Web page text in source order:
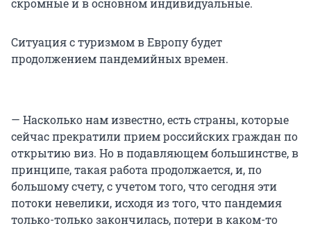
скромные и в основном индивидуальные.
Ситуация с туризмом в Европу будет
продолжением пандемийных времен.
— Насколько нам известно, есть страны, которые
сейчас прекратили прием российских граждан по
открытию виз. Но в подавляющем большинстве, в
принципе, такая работа продолжается, и, по
большому счету, с учетом того, что сегодня эти
потоки невелики, исходя из того, что пандемия
только-только закончилась, потери в каком-то